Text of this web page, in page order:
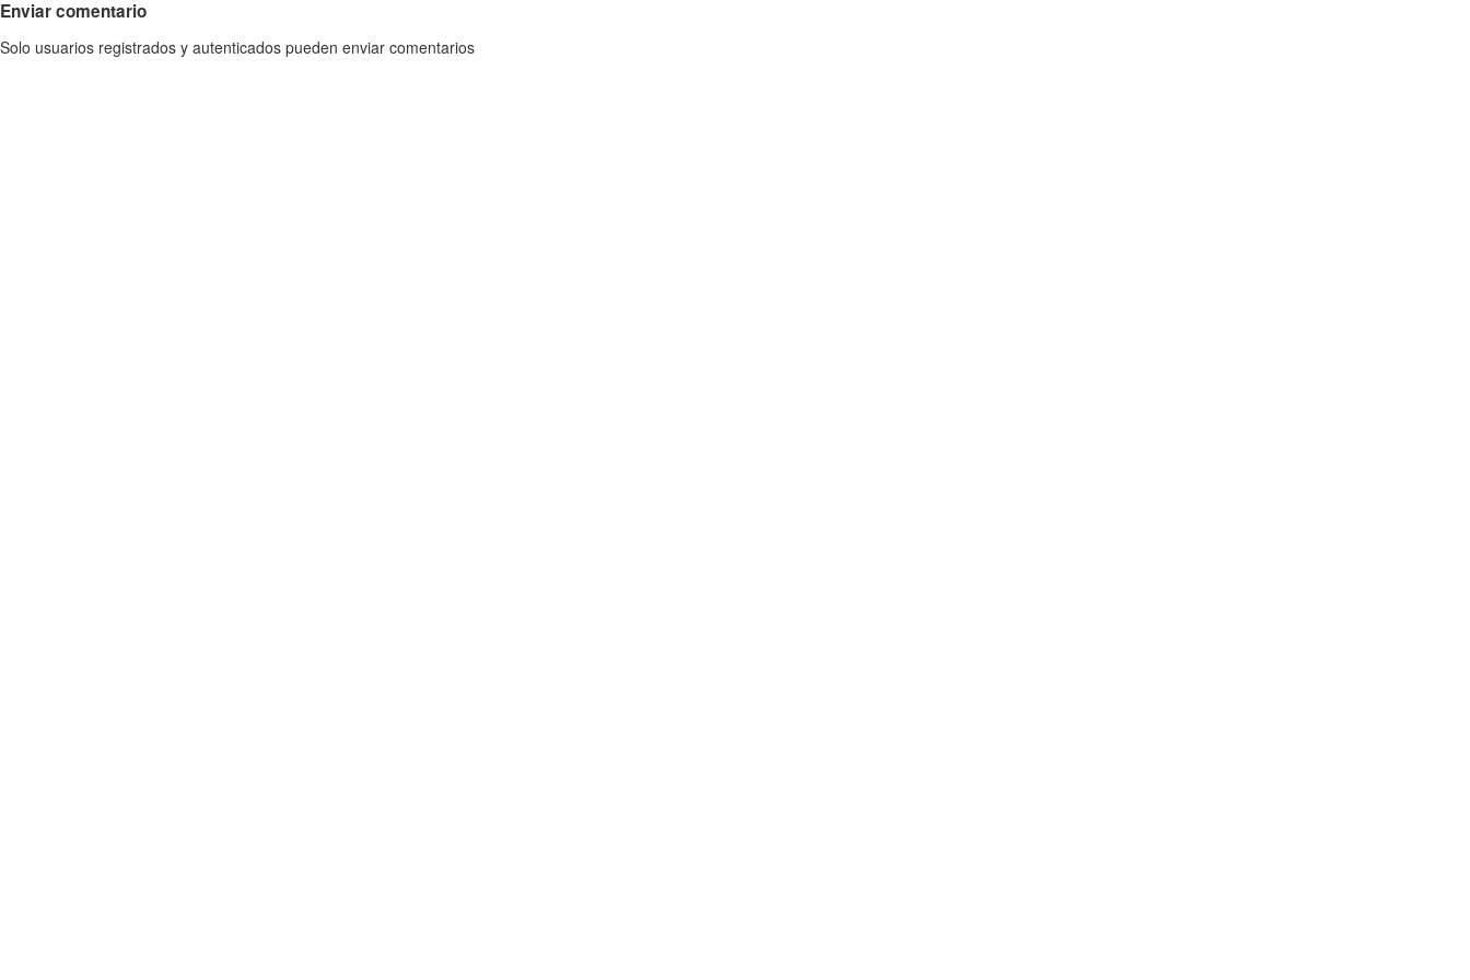
Enviar comentario
Solo usuarios registrados y autenticados pueden enviar comentarios